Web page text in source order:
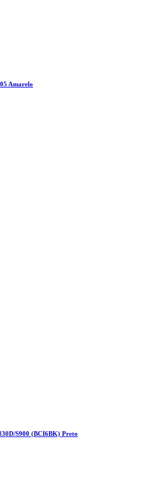
Amarelo
S900 (BCI6BK) Preto